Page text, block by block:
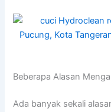
Beberapa Alasan
Adа bаnуаk ѕеkаlі